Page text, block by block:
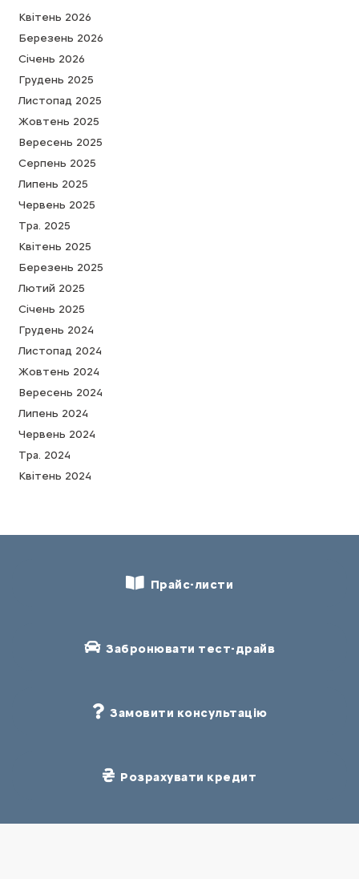
Квітень 2026
Березень 2026
Cічень 2026
Грудень 2025
Листопад 2025
Жовтень 2025
Вересень 2025
Серпень 2025
Липень 2025
Червень 2025
Тра. 2025
Квітень 2025
Березень 2025
Лютий 2025
Cічень 2025
Грудень 2024
Листопад 2024
Жовтень 2024
Вересень 2024
Липень 2024
Червень 2024
Тра. 2024
Квітень 2024
Прайс-листи
Забронювати тест-драйв
Замовити консультацію
Розрахувати кредит